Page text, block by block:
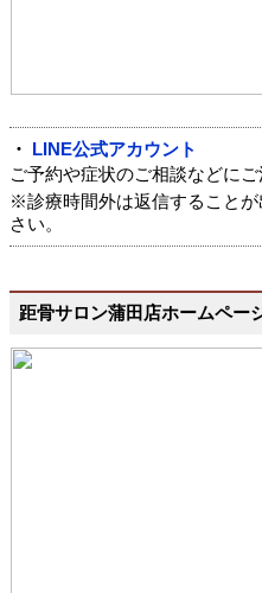
・ LINE公式アカウント
ご予約や症状のご相談などに
※診療時間外は返信すること
さい。
距骨サロン蒲田店ホームペー